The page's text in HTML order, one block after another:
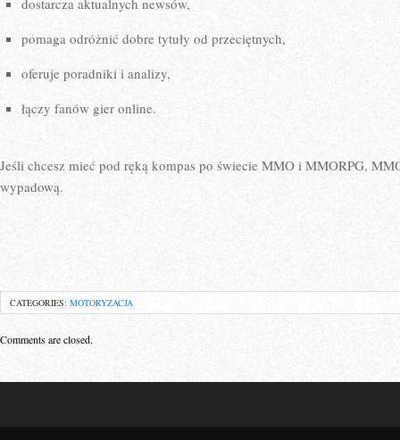
dostarcza aktualnych newsów,
pomaga odróżnić dobre tytuły od przeciętnych,
oferuje poradniki i analizy,
łączy fanów gier online.
Jeśli chcesz mieć pod ręką kompas po świecie MMO i MMORPG,
wypadową.
CATEGORIES: MOTORYZACJA
Comments are closed.